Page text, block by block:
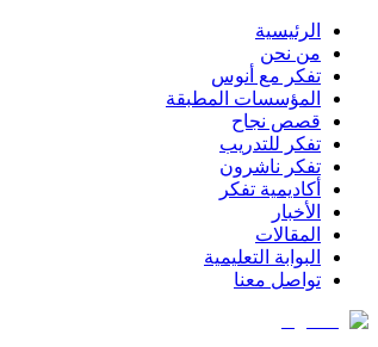
الرئيسية
من نحن
تفكر مع أنوس
المؤسسات المطبقة
قصص نجاح
تفكر للتدريب
تفكر ناشرون
أكاديمية تفكر
الأخبار
المقالات
البوابة التعليمية
تواصل معنا